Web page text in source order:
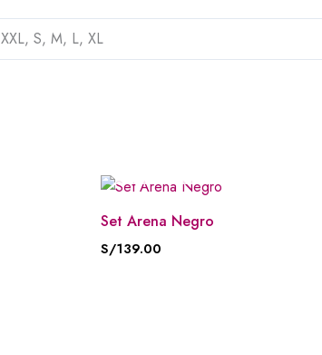
XXL, S, M, L, XL
Set Arena Negro
S/139.00